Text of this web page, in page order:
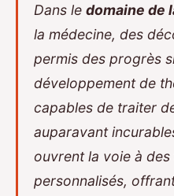
Dans le domaine de
la médecine, des
permis des progrès
développement de
capables de traiter
auparavant
ouvrent la voie à
personnalisés,